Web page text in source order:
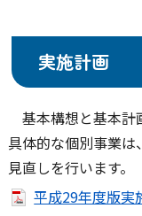
実施計画
基本構想と基本計
具体的な個別事業
見直しを行います。
平成29年度版実